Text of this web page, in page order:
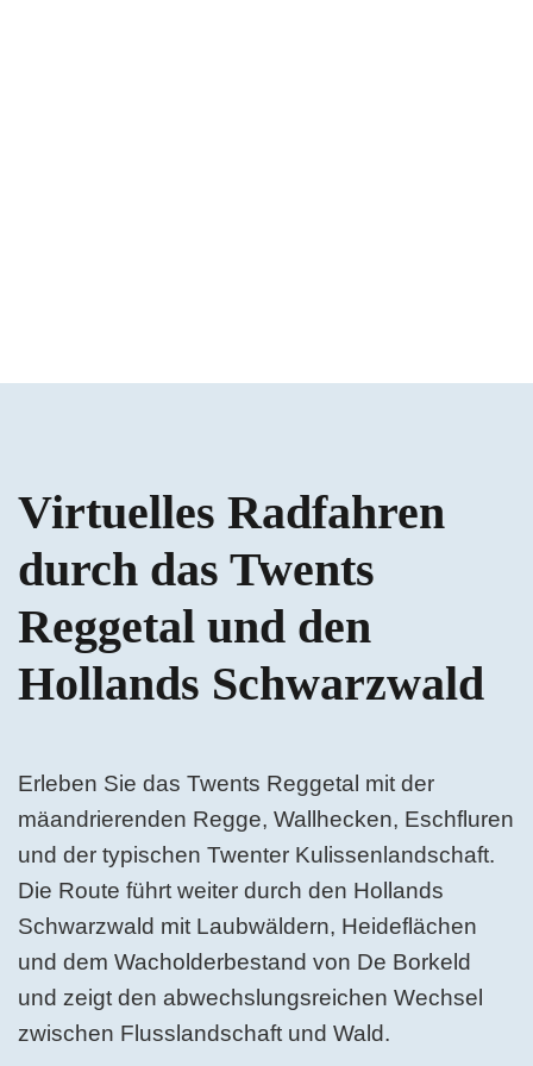
Virtuelles Radfahren
durch das Twents
Reggetal und den
Hollands Schwarzwald
Erleben Sie das Twents Reggetal mit der
mäandrierenden Regge, Wallhecken, Eschfluren
und der typischen Twenter Kulissenlandschaft.
Die Route führt weiter durch den Hollands
Schwarzwald mit Laubwäldern, Heideflächen
und dem Wacholderbestand von De Borkeld
und zeigt den abwechslungsreichen Wechsel
zwischen Flusslandschaft und Wald.